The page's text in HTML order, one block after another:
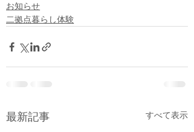
お知らせ
二拠点暮らし体験
最新記事 すべて表示